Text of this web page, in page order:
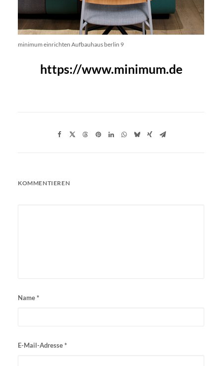
minimum einrichten Aufbauhaus berlin 9
https://www.minimum.de
KOMMENTIEREN
Name*
E-Mail-Adresse*